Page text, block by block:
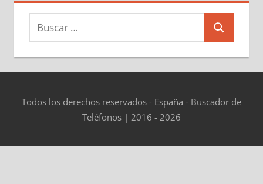
Buscar:
Buscar
Todos los derechos reservados - España - Buscador de
Teléfonos | 2016 - 2026